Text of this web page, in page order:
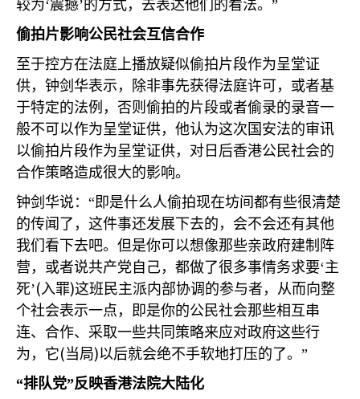
较为‘震撼’的方式，去表达他们的看法。”
偷拍片影响公民社会互信合作
至于控方在法庭上播放疑似偷拍片段作为呈堂证
供，钟剑华表示，除非事先获得法庭许可，或者基
于特定的法例，否则偷拍的片段或者偷录的录音一
般不可以作为呈堂证供，他认为这次国安法的审讯
以偷拍片段作为呈堂证供，对日后香港公民社会的
合作策略造成很大的影响。
钟剑华说：“即是什么人偷拍现在坊间都有些很清楚
的传闻了，这件事还发展下去的，会不会还有其他
我们看下去吧。但是你可以想像那些亲政府建制阵
营，或者说共产党自己，都做了很多事情务求要‘主
死’(入罪)这班民主派内部协调的参与者，从而向整
个社会表示一点，即是你的公民社会那些相互串
连、合作、采取一些共同策略来应对政府这些行
为，它(当局)以后就会绝不手软地打压的了。”
“排队党”反映香港法院大陆化